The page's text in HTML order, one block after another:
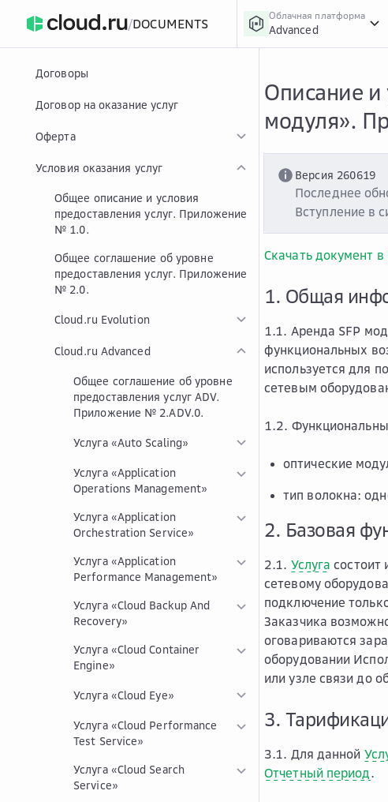
/DOCUMENTS
Облачная платформа
Advanced
Договоры
Договор на оказание услуг
Оферта
Условия оказания услуг
Общее описание и условия
предоставления услуг. Приложение
№ 1.0.
Общее соглашение об уровне
предоставления услуг. Приложение
№ 2.0.
Cloud.ru Evolution
Cloud.ru Advanced
Общее соглашение об уровне
предоставления услуг ADV.
Приложение № 2.ADV.0.
Услуга «Auto Scaling»
Услуга «Application
Operations Management»
Услуга «Application
Orchestration Service»
Услуга «Application
Performance Management»
Услуга «Cloud Backup And
Recovery»
Услуга «Cloud Container
Engine»
Услуга «Cloud Eye»
Услуга «Cloud Performance
Test Service»
Услуга «Cloud Search
Service»
Описание и
модуля».
Версия 260619
Последнее
Вступление в
Скачать документ в
1. Общая
1.1. Аренда SFP
функциональных
используется для
сетевым
1.2.
оптические
тип волокна:
2. Базовая
2.1. Услуга состоит
сетевому
подключение
Заказчика
оговариваются
оборудовании
или узле связи до
3.
3.1. Для данной
Отчетный период.